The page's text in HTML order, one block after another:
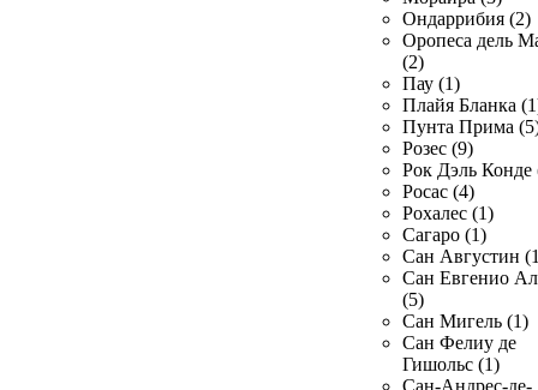
Ондаррибия (2)
Оропеса дель
(2)
Пау (1)
Плайя Бланка
Пунта Прима
Розес (9)
Рок Дэль Конде
Росас (4)
Рохалес (1)
Сагаро (1)
Сан Августин
Сан Евгенио
(5)
Сан Мигель (1)
Сан Фелиу де
Гишольс (1)
Сан-Андрес-де-